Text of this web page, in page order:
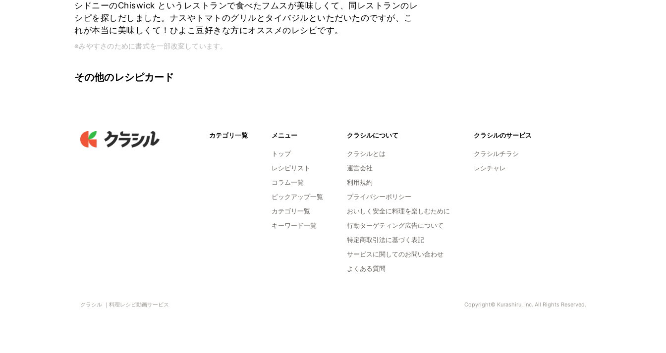
シドニーのChiswick というレストランで食べたフムスが美味しくて、同レストランのレ
シピを探しだしました。ナスやトマトのグリルとタイバジルといただいたのですが、こ
れが本当に美味しくて！ひよこ豆好きな方にオススメのレシピです。
※みやすさのために書式を一部改変しています。
その他のレシピカード
カテゴリ一覧 メニュー
トップ
レシピリスト
コラム一覧
ピックアップ一覧
カテゴリ一覧
キーワード一覧
クラシルについて
クラシルとは
運営会社
利用規約
プライバシーポリシー
おいしく安全に料理を楽しむために
行動ターゲティング広告について
特定商取引法に基づく表記
サービスに関してのお問い合わせ
よくある質問
クラシルのサービス
クラシルチラシ
レシチャレ
クラシル ｜料理レシピ動画サービス Copyright© Kurashiru, Inc. All Rights Reserved.